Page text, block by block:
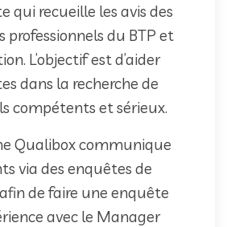
qui recueille les avis des
professionnels du BTP et
L’objectif est d’aider
dans la recherche de
compétents et sérieux.
Qualibox communique
via des enquêtes de
de faire une enquête
avec le Manager